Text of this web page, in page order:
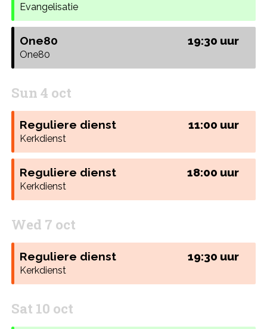
Evangelisatie
One80 19:30 uur
One80
Sun 4 oct
Reguliere dienst 11:00 uur
Kerkdienst
Reguliere dienst 18:00 uur
Kerkdienst
Wed 7 oct
Reguliere dienst 19:30 uur
Kerkdienst
Sat 10 oct